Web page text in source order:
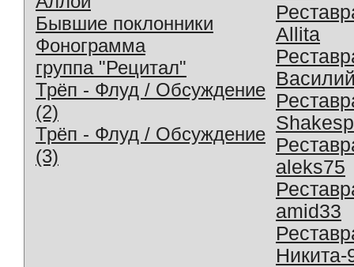
Бывшие поклонники
Фонограмма
группа "Рецитал"
Трёп - Флуд / Обсуждение
(2)
Трёп - Флуд / Обсуждение
(3)
Allita
aleks75
amid33
Никита-